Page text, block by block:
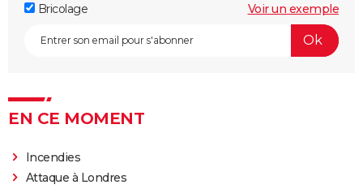
Bricolage
Voir un exemple
EN CE MOMENT
Incendies
Attaque à Londres